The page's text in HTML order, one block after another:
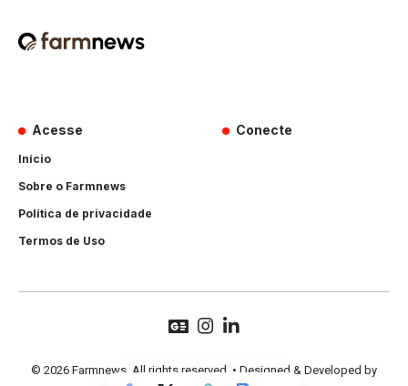
Acesse
Início
Sobre o Farmnews
Política de privacidade
Termos de Uso
Conecte
© 2026 Farmnews. All rights reserved. • Designed & Developed by